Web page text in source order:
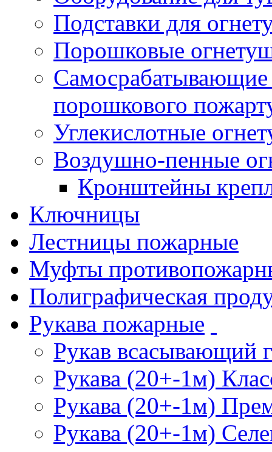
Подставки для
Порошковые
порошкового
Углекислотные
Воздушно-пенные
Кронштейны
Ключницы
Лестницы пожарные
Муфты
Полиграфическая
Рукава пожарные
Рукав всасывающий
Рукава (20+-1м)
Рукава (20+-1м)
Рукава (20+-1м)